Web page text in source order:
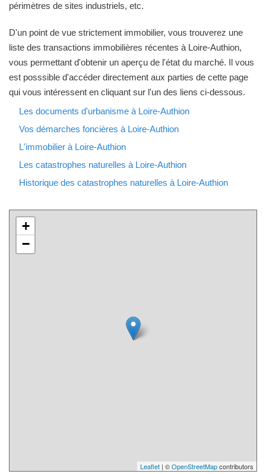
périmètres de sites industriels, etc.
D'un point de vue strictement immobilier, vous trouverez une
liste des transactions immobilières récentes à Loire-Authion,
vous permettant d'obtenir un aperçu de l'état du marché. Il vous
est posssible d'accéder directement aux parties de cette page
qui vous intéressent en cliquant sur l'un des liens ci-dessous.
Les documents d'urbanisme à Loire-Authion
Vos démarches foncières à Loire-Authion
L'immobilier à Loire-Authion
Les catastrophes naturelles à Loire-Authion
Historique des catastrophes naturelles à Loire-Authion
+
−
Leaflet | ©OpenStreetMapcontributors